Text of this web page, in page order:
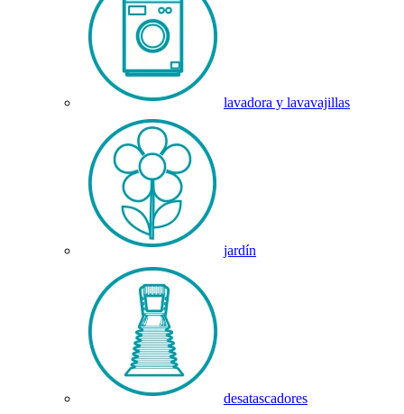
lavadora y lavavajillas
jardín
desatascadores